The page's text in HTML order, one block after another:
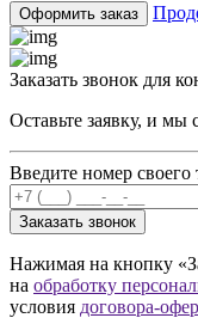
Оформить заказ
Заказать звонок для
Оставьте заявку, и
Введите номер своего
Заказать звонок
Нажимая на кнопку
на обработку
условия договора-